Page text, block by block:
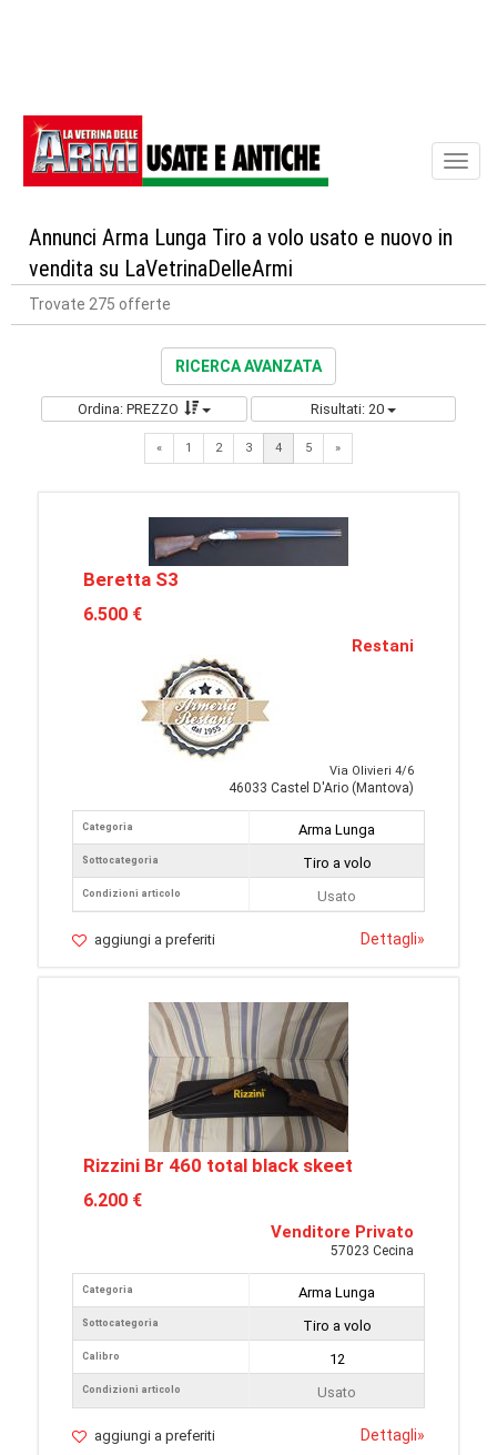
Annunci Arma Lunga Tiro a volo usato e nuovo in
vendita su LaVetrinaDelleArmi
Trovate 275 offerte
RICERCA AVANZATA
Ordina: PREZZO Risultati: 20
«Previous
1 2 3 4 5 »Next
Beretta S3
6.500 €
Restani
Via Olivieri 4/6
46033 Castel D'Ario (Mantova)
Categoria
Sottocategoria
Condizioni articolo
Arma Lunga
Tiro a volo
Usato
aggiungi a preferiti Dettagli»
Rizzini Br 460 total black skeet
6.200 €
Venditore Privato
57023 Cecina
Categoria
Sottocategoria
Calibro
Condizioni articolo
Arma Lunga
Tiro a volo
12
Usato
aggiungi a preferiti Dettagli»